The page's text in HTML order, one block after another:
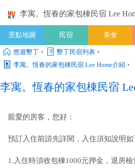
李寓。恆春的家包棟民宿 Lee
景點地圖 民宿 美食
悠遊墾丁 › 墾丁民宿列表 ›
李寓。恆春的家包棟民宿 Lee Home介紹 ›
李寓。恆春的家包棟民宿
親愛的房客，您好：
預訂入住前請先詳閱，入住須知說明如
1.入住時須收包棟1000元押金，退房